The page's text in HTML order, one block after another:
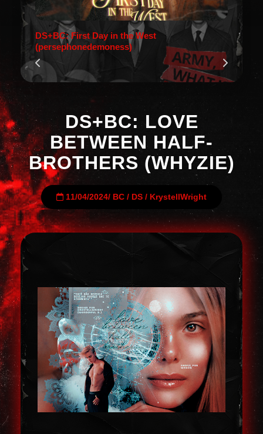
DS+BC: First Day in the West
(persephonedemoness)
DS+BC: LOVE
BETWEEN HALF-
BROTHERS (WHYZIE)
11/04/2024/ BC / DS / KrystellWright